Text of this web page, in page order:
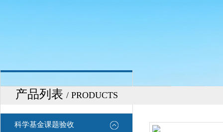
产品列表 / PRODUCTS
科学基金课题验收